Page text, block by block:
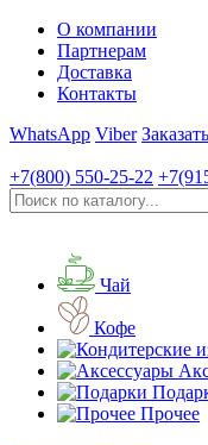
О компании
Партнерам
Доставка
Контакты
WhatsApp Viber
+7(800) 550-25-22
Чай
Кофе
Прочее